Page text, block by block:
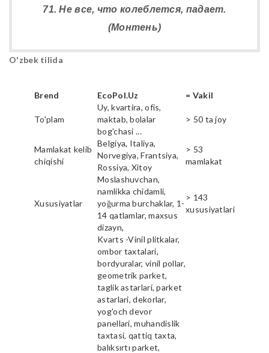
71. Не все, что колеблется, падает.
(Монтень)
O'zbek tilida
Brend EcoPol.Uz = Vakil
To'plam
Uy, kvartira, ofis,
maktab, bolalar
bog'chasi ...
> 50 ta joy
Mamlakat kelib
chiqishi
Belgiya, Italiya,
Norvegiya, Frantsiya,
Rossiya, Xitoy
> 53
mamlakat
Xususiyatlar
Moslashuvchan,
namlikka chidamli,
yoğurma burchaklar, 1-
14 qatlamlar, maxsus
dizayn,
> 143
xususiyatlari
Kvarts -Vinil plitkalar,
ombor taxtalari,
bordyuralar, vinil pollar,
geometrik parket,
taglik astarlari, parket
astarlari, dekorlar,
yog'och devor
panellari, muhandislik
taxtasi, qattiq taxta,
balıksırtı parket,